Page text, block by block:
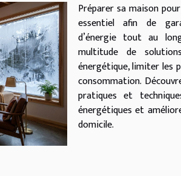
Préparer sa maison
essentiel afin de
d’énergie tout au
multitude de
énergétique, limiter les
consommation.
pratiques et
énergétiques et
domicile.